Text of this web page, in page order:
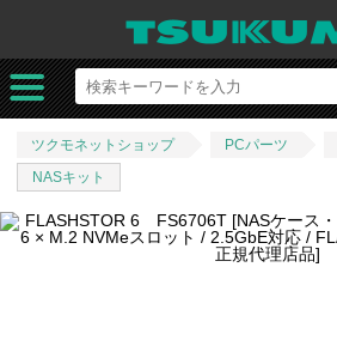
ツクモネットショップ PCパーツ
NASキット